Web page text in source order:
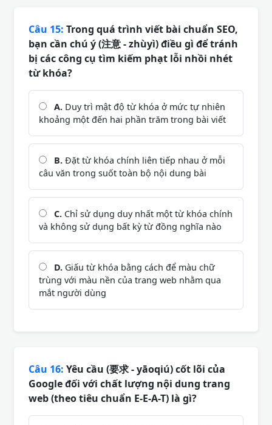
Câu 15: Trong quá trình viết bài chuẩn SEO,
bạn cần chú ý (注意 - zhùyì) điều gì để tránh
bị các công cụ tìm kiếm phạt lỗi nhồi nhét
từ khóa?
A. Duy trì mật độ từ khóa ở mức tự nhiên
khoảng một đến hai phần trăm trong bài viết
B. Đặt từ khóa chính liên tiếp nhau ở mỗi
câu văn trong suốt toàn bộ nội dung bài
C. Chỉ sử dụng duy nhất một từ khóa chính
và không sử dụng bất kỳ từ đồng nghĩa nào
D. Giấu từ khóa bằng cách để màu chữ
trùng với màu nền của trang web nhằm qua
mắt người dùng
Câu 16: Yêu cầu (要求 - yāoqiú) cốt lõi của
Google đối với chất lượng nội dung trang
web (theo tiêu chuẩn E-E-A-T) là gì?